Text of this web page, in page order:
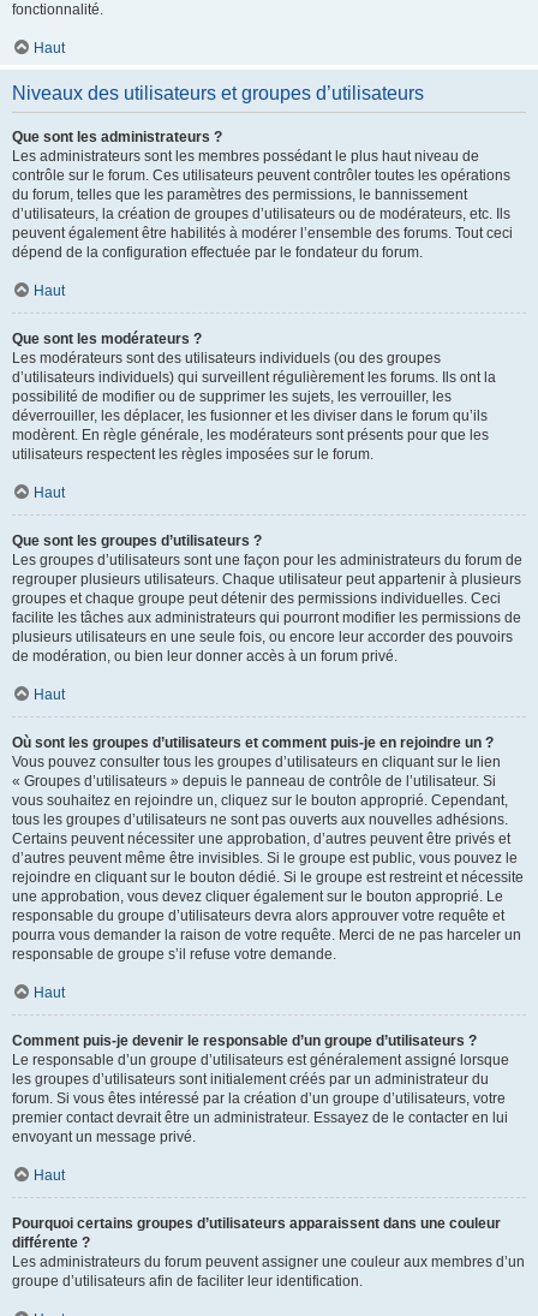
fonctionnalité.
Haut
Niveaux des utilisateurs et groupes d’utilisateurs
Que sont les administrateurs ?
Les administrateurs sont les membres possédant le plus haut niveau de
contrôle sur le forum. Ces utilisateurs peuvent contrôler toutes les opérations
du forum, telles que les paramètres des permissions, le bannissement
d’utilisateurs, la création de groupes d’utilisateurs ou de modérateurs, etc. Ils
peuvent également être habilités à modérer l’ensemble des forums. Tout ceci
dépend de la configuration effectuée par le fondateur du forum.
Haut
Que sont les modérateurs ?
Les modérateurs sont des utilisateurs individuels (ou des groupes
d’utilisateurs individuels) qui surveillent régulièrement les forums. Ils ont la
possibilité de modifier ou de supprimer les sujets, les verrouiller, les
déverrouiller, les déplacer, les fusionner et les diviser dans le forum qu’ils
modèrent. En règle générale, les modérateurs sont présents pour que les
utilisateurs respectent les règles imposées sur le forum.
Haut
Que sont les groupes d’utilisateurs ?
Les groupes d’utilisateurs sont une façon pour les administrateurs du forum de
regrouper plusieurs utilisateurs. Chaque utilisateur peut appartenir à plusieurs
groupes et chaque groupe peut détenir des permissions individuelles. Ceci
facilite les tâches aux administrateurs qui pourront modifier les permissions de
plusieurs utilisateurs en une seule fois, ou encore leur accorder des pouvoirs
de modération, ou bien leur donner accès à un forum privé.
Haut
Où sont les groupes d’utilisateurs et comment puis-je en rejoindre un ?
Vous pouvez consulter tous les groupes d’utilisateurs en cliquant sur le lien
« Groupes d’utilisateurs » depuis le panneau de contrôle de l’utilisateur. Si
vous souhaitez en rejoindre un, cliquez sur le bouton approprié. Cependant,
tous les groupes d’utilisateurs ne sont pas ouverts aux nouvelles adhésions.
Certains peuvent nécessiter une approbation, d’autres peuvent être privés et
d’autres peuvent même être invisibles. Si le groupe est public, vous pouvez le
rejoindre en cliquant sur le bouton dédié. Si le groupe est restreint et nécessite
une approbation, vous devez cliquer également sur le bouton approprié. Le
responsable du groupe d’utilisateurs devra alors approuver votre requête et
pourra vous demander la raison de votre requête. Merci de ne pas harceler un
responsable de groupe s’il refuse votre demande.
Haut
Comment puis-je devenir le responsable d’un groupe d’utilisateurs ?
Le responsable d’un groupe d’utilisateurs est généralement assigné lorsque
les groupes d’utilisateurs sont initialement créés par un administrateur du
forum. Si vous êtes intéressé par la création d’un groupe d’utilisateurs, votre
premier contact devrait être un administrateur. Essayez de le contacter en lui
envoyant un message privé.
Haut
Pourquoi certains groupes d’utilisateurs apparaissent dans une couleur
différente ?
Les administrateurs du forum peuvent assigner une couleur aux membres d’un
groupe d’utilisateurs afin de faciliter leur identification.